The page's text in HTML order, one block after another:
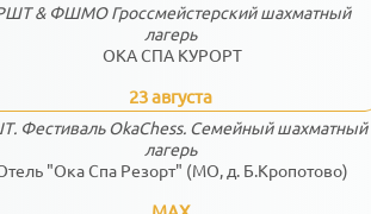
& ФШМО Гроссмейстерский шахматный
лагерь
ОКА СПА КУРОРТ
23 августа
Фестиваль OkaChess. Семейный шахматный
лагерь
"Ока Спа Резорт" (МО, д. Б.Кропотово)